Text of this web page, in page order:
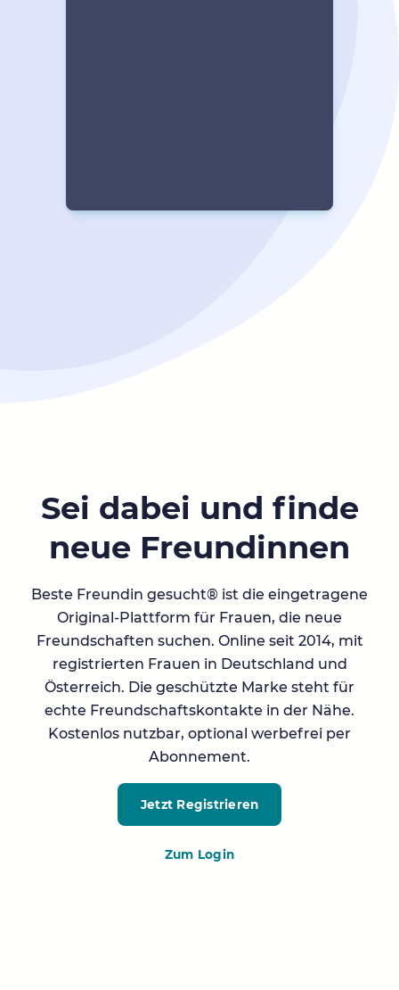
Sei dabei und finde
neue Freundinnen
Beste Freundin gesucht® ist die eingetragene
Original-Plattform für Frauen, die neue
Freundschaften suchen. Online seit 2014, mit
registrierten Frauen in Deutschland und
Österreich. Die geschützte Marke steht für
echte Freundschaftskontakte in der Nähe.
Kostenlos nutzbar, optional werbefrei per
Abonnement.
Jetzt Registrieren
Zum Login